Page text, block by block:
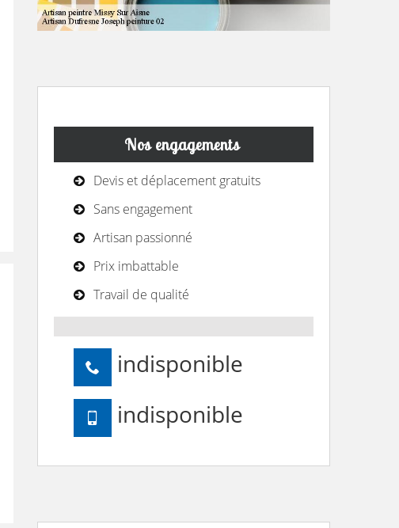
Nos engagements
Devis et déplacement gratuits
Sans engagement
Artisan passionné
Prix imbattable
Travail de qualité
indisponible
indisponible